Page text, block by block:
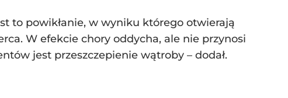
to powikłanie, w wyniku którego otwierają
W efekcie chory oddycha, ale nie przynosi
jest przeszczepienie wątroby – dodał.